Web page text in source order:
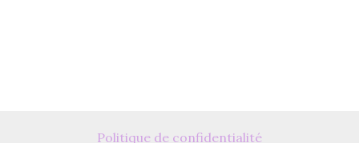
Politique de confidentialité